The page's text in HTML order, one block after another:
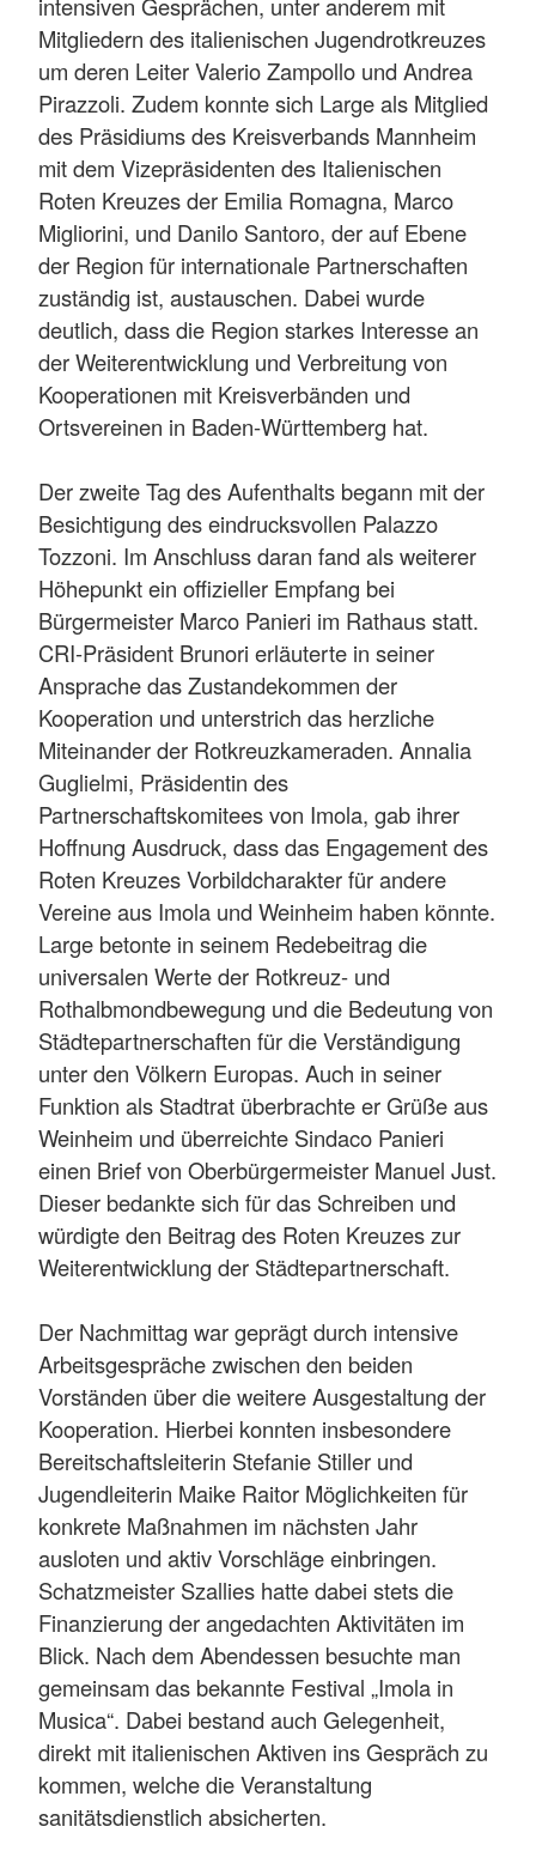
Mitgliedern des italienischen Jugendrotkreuzes
um deren Leiter Valerio Zampollo und Andrea
Pirazzoli. Zudem konnte sich Large als Mitglied
des Präsidiums des Kreisverbands Mannheim
mit dem Vizepräsidenten des Italienischen
Roten Kreuzes der Emilia Romagna, Marco
Migliorini, und Danilo Santoro, der auf Ebene
der Region für internationale Partnerschaften
zuständig ist, austauschen. Dabei wurde
deutlich, dass die Region starkes Interesse an
der Weiterentwicklung und Verbreitung von
Kooperationen mit Kreisverbänden und
Ortsvereinen in Baden-Württemberg hat.
Der zweite Tag des Aufenthalts begann mit der
Besichtigung des eindrucksvollen Palazzo
Tozzoni. Im Anschluss daran fand als weiterer
Höhepunkt ein offizieller Empfang bei
Bürgermeister Marco Panieri im Rathaus statt.
CRI-Präsident Brunori erläuterte in seiner
Ansprache das Zustandekommen der
Kooperation und unterstrich das herzliche
Miteinander der Rotkreuzkameraden. Annalia
Guglielmi, Präsidentin des
Partnerschaftskomitees von Imola, gab ihrer
Hoffnung Ausdruck, dass das Engagement des
Roten Kreuzes Vorbildcharakter für andere
Vereine aus Imola und Weinheim haben könnte.
Large betonte in seinem Redebeitrag die
universalen Werte der Rotkreuz- und
Rothalbmondbewegung und die Bedeutung von
Städtepartnerschaften für die Verständigung
unter den Völkern Europas. Auch in seiner
Funktion als Stadtrat überbrachte er Grüße aus
Weinheim und überreichte Sindaco Panieri
einen Brief von Oberbürgermeister Manuel Just.
Dieser bedankte sich für das Schreiben und
würdigte den Beitrag des Roten Kreuzes zur
Weiterentwicklung der Städtepartnerschaft.
Der Nachmittag war geprägt durch intensive
Arbeitsgespräche zwischen den beiden
Vorständen über die weitere Ausgestaltung der
Kooperation. Hierbei konnten insbesondere
Bereitschaftsleiterin Stefanie Stiller und
Jugendleiterin Maike Raitor Möglichkeiten für
konkrete Maßnahmen im nächsten Jahr
ausloten und aktiv Vorschläge einbringen.
Schatzmeister Szallies hatte dabei stets die
Finanzierung der angedachten Aktivitäten im
Blick. Nach dem Abendessen besuchte man
gemeinsam das bekannte Festival „Imola in
Musica“. Dabei bestand auch Gelegenheit,
direkt mit italienischen Aktiven ins Gespräch zu
kommen, welche die Veranstaltung
sanitätsdienstlich absicherten.